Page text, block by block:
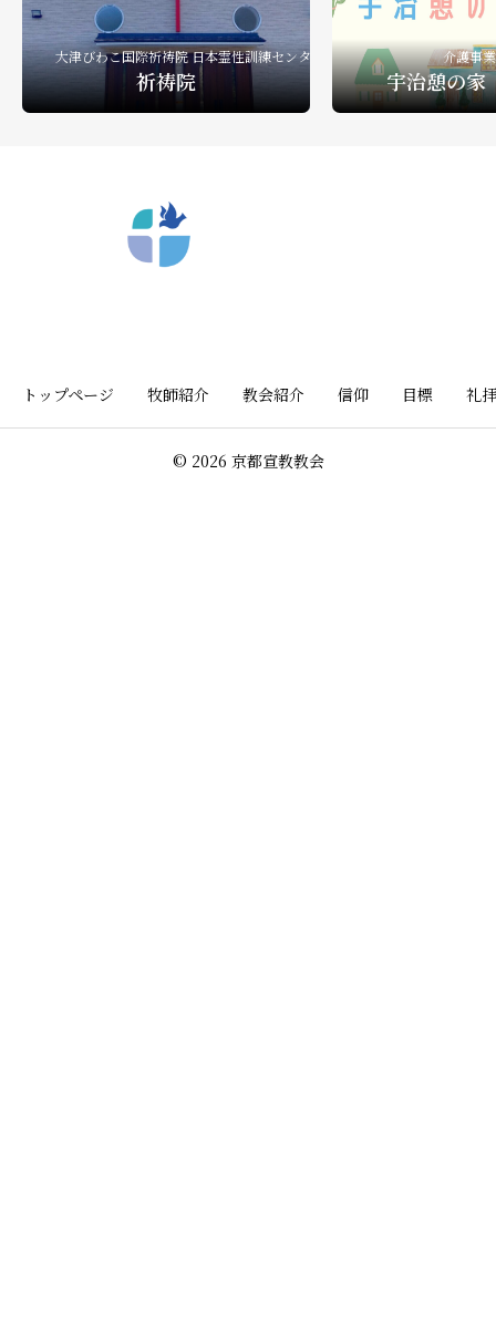
大津びわこ国際祈祷院 日本霊性訓練センター
祈祷院
介護事
宇治憩の
トップページ 牧師紹介 教会紹介 信仰 目標 礼
© 2026 京都宣教教会